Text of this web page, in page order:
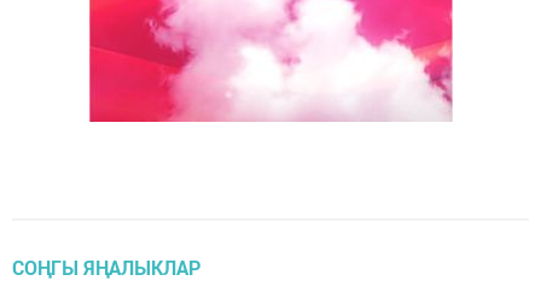
СОҢГЫ ЯҢАЛЫКЛАР